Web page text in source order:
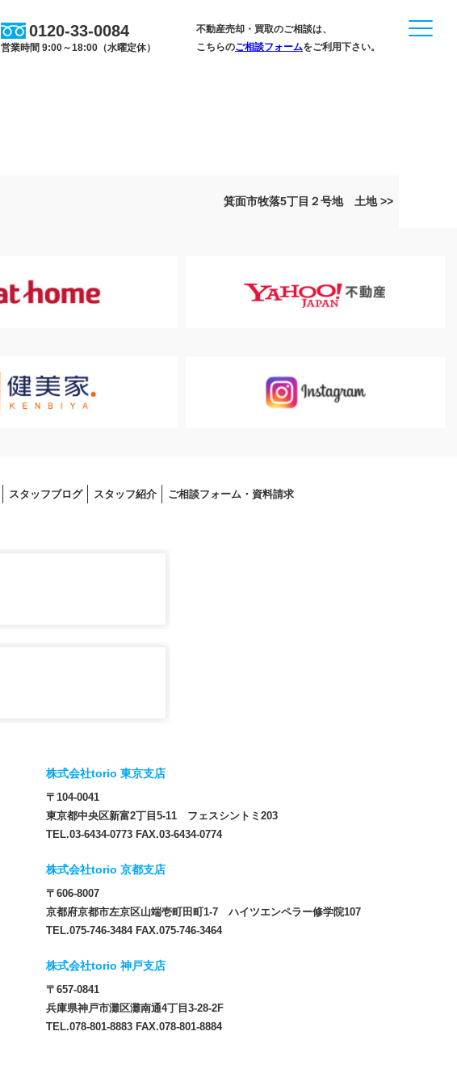
不動産売却・買取のご相談は、
こちらのご相談フォームをご利用下さい。
0120-33-0084
営業時間 9:00～18:00（水曜定休）
箕面市牧落5丁目２号地 土地 >>
スタッフブログ スタッフ紹介 ご相談フォーム・資料請求
株式会社torio 東京支店
〒104-0041
東京都中央区新富2丁目5-11 フェスシントミ203
TEL.03-6434-0773 FAX.03-6434-0774
株式会社torio 京都支店
〒606-8007
京都府京都市左京区山端壱町田町1-7 ハイツエンペラー修学院107
TEL.075-746-3484 FAX.075-746-3464
株式会社torio 神戸支店
〒657-0841
兵庫県神戸市灘区灘南通4丁目3-28-2F
TEL.078-801-8883 FAX.078-801-8884